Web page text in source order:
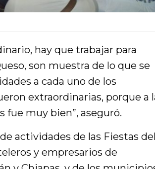
hay que trabajar para
son muestra de lo que se
a cada uno de los
extraordinarias, porque a
fue muy bien”, aseguró.
actividades de las Fiestas del
y empresarios de